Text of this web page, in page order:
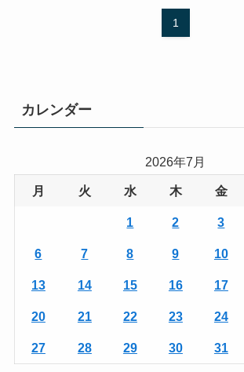
1
カレンダー
2026年7月
月 火 水 木 金
1 2 3
6 7 8 9 10
13 14 15 16 17
20 21 22 23 24
27 28 29 30 31